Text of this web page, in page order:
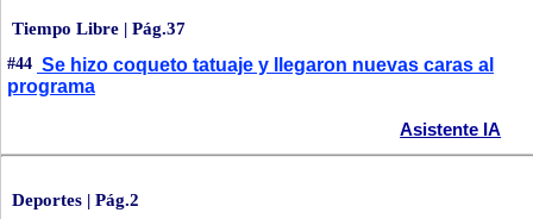
Tiempo Libre | Pág.37
#44 Se hizo coqueto tatuaje y llegaron nuevas caras al
programa
Asistente IA
Deportes | Pág.2